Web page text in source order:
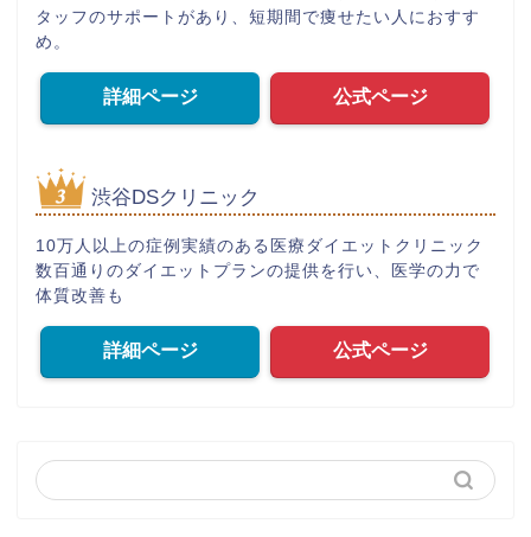
タッフのサポートがあり、短期間で痩せたい人におすす
め。
詳細ページ 公式ページ
渋谷DSクリニック
10万人以上の症例実績のある医療ダイエットクリニック
数百通りのダイエットプランの提供を行い、医学の力で
体質改善も
詳細ページ 公式ページ